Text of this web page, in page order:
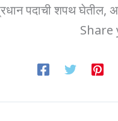
पदाची शपथ घेतील,
Share